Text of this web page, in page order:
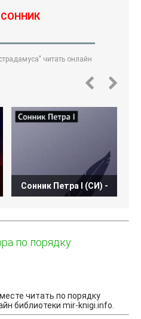
читать онлайн
Сонник Петра I (СИ) -
по порядку
читать по порядку
библиотеки mir-knigi.info.